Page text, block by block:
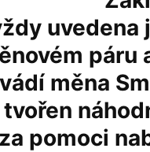
uvedena
páru
měna
pomoci